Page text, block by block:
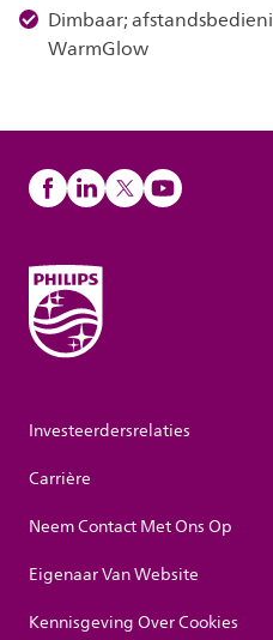
Dimbaar;
WarmGlow
Investeerdersrelaties
Carrière
Neem Contact Met Ons Op
Eigenaar Van Website
Kennisgeving Over Cookies